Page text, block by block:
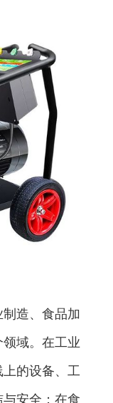
造、食品加
域。在工业
的设备、工
安全；在食